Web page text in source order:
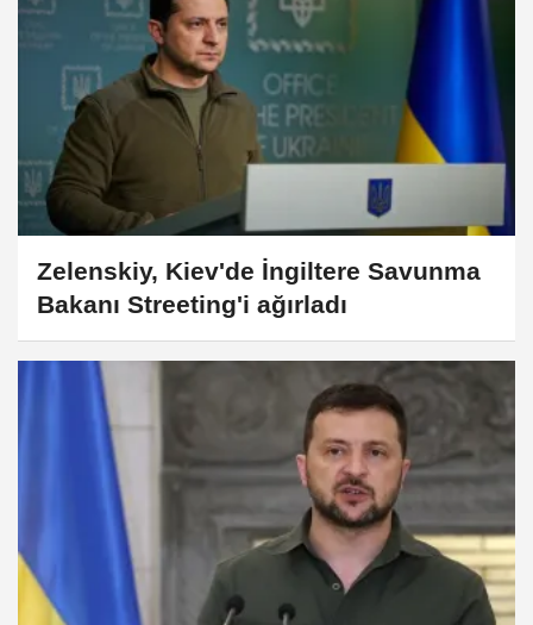
Zelenskiy, Kiev'de İngiltere Savunma
Bakanı Streeting'i ağırladı